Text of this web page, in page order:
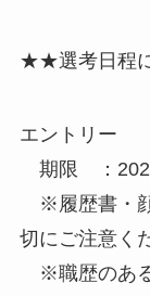
★★選考日程
エントリー
期限 ：
※履歴書・顔
切にご注意く
※職歴のある